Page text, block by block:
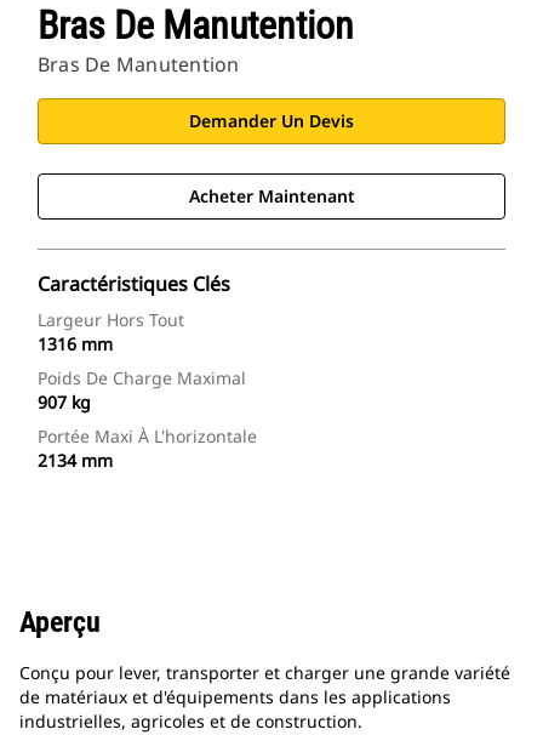
Bras De Manutention
Bras De Manutention
Demander Un Devis
Acheter Maintenant
Caractéristiques Clés
Largeur Hors Tout
1316 mm
Poids De Charge Maximal
907 kg
Portée Maxi À L'horizontale
2134 mm
Aperçu
Conçu pour lever, transporter et charger une grande variété
de matériaux et d'équipements dans les applications
industrielles, agricoles et de construction.